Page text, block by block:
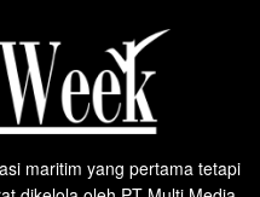
maritim yang pertama tetapi